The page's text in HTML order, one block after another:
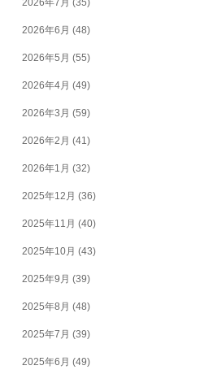
2026年7月 (35)
2026年6月 (48)
2026年5月 (55)
2026年4月 (49)
2026年3月 (59)
2026年2月 (41)
2026年1月 (32)
2025年12月 (36)
2025年11月 (40)
2025年10月 (43)
2025年9月 (39)
2025年8月 (48)
2025年7月 (39)
2025年6月 (49)